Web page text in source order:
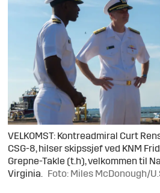
VELKOMST: Kontreadmiral Curt
CSG-8, hilser skipssjef ved KNM
Grepne-Takle (t.h), velkommen til
Virginia.
Foto: Miles McDonough/